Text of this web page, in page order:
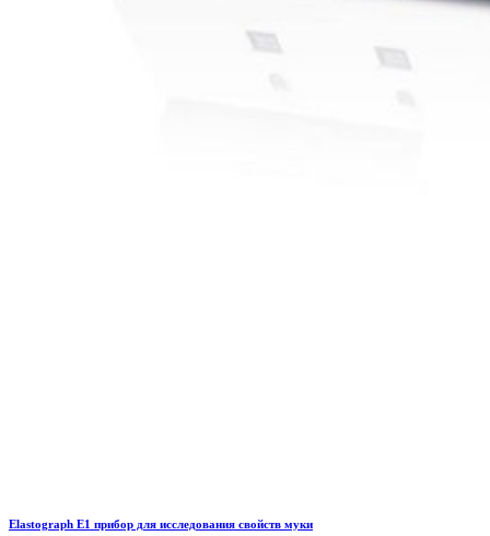
Elastograph E1 прибор для исследования свойств муки